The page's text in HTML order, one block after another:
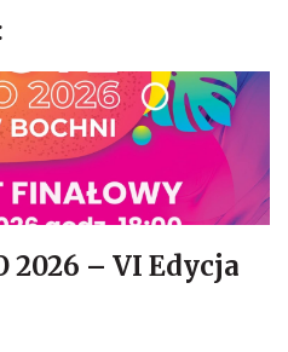
2026 – VI Edycja